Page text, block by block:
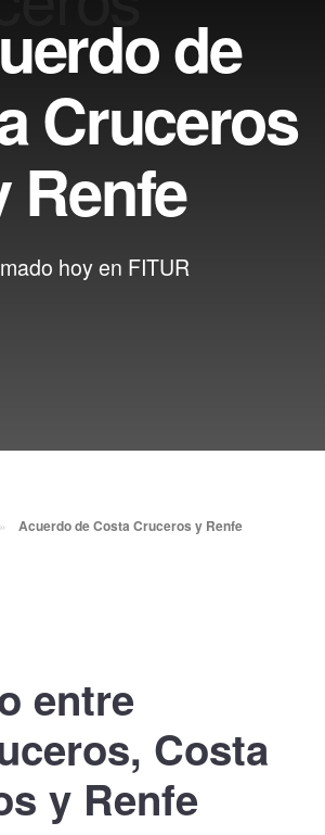
de
Cruceros
Renfe
hoy en FITUR
» Acuerdo de Costa Cruceros y Renfe
entre
Costa
y Renfe